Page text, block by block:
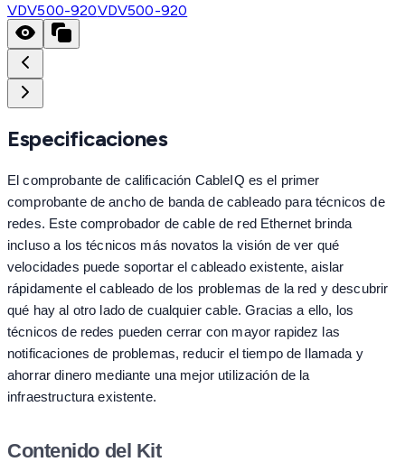
VDV500-920VDV500-920
Especificaciones
El comprobante de calificación CableIQ es el primer
comprobante de ancho de banda de cableado para técnicos de
redes. Este comprobador de cable de red Ethernet brinda
incluso a los técnicos más novatos la visión de ver qué
velocidades puede soportar el cableado existente, aislar
rápidamente el cableado de los problemas de la red y descubrir
qué hay al otro lado de cualquier cable. Gracias a ello, los
técnicos de redes pueden cerrar con mayor rapidez las
notificaciones de problemas, reducir el tiempo de llamada y
ahorrar dinero mediante una mejor utilización de la
infraestructura existente.
Contenido del Kit